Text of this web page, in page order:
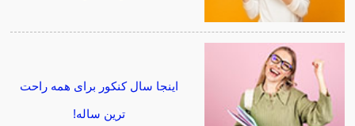
اینجا سال کنکور برای همه راحت
ترین ساله!